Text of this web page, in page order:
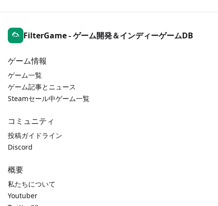
FilterGame - ゲーム開発＆インディーゲームDB
ゲーム情報
ゲーム一覧
ゲーム記事とニュース
Steamセール中ゲーム一覧
コミュニティ
投稿ガイドライン
Discord
概要
私たちについて
Youtuber